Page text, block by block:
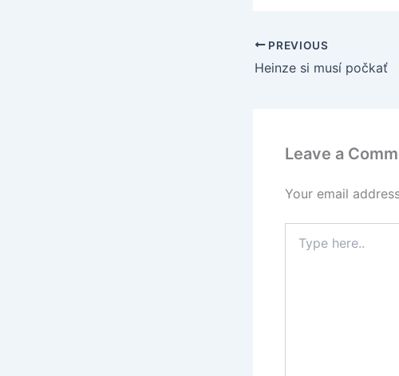
PREVIOUS
Heinze si musí počkať
Leave a
Your email
here..